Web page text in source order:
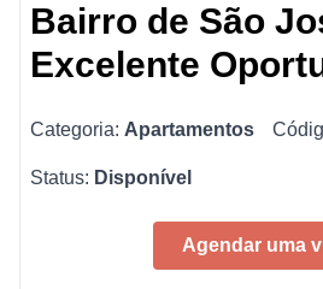
Bairro de São
Excelente
Categoria: Apartamentos
Status: Disponível
Agendar uma